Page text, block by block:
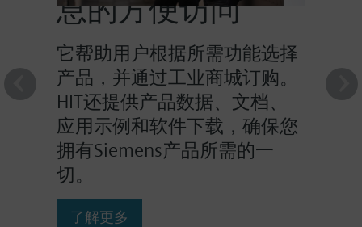
息的方便访问
它帮助用户根据所需功能选择
产品，并通过工业商城订购。
HIT还提供产品数据、文档、
应用示例和软件下载，确保您
拥有Siemens产品所需的一
切。
了解更多